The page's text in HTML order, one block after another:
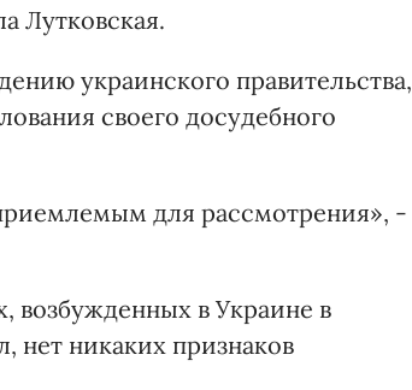
Лутковская.
украинского правительства,
своего досудебного
для рассмотрения», -
возбужденных в Украине в
нет никаких признаков